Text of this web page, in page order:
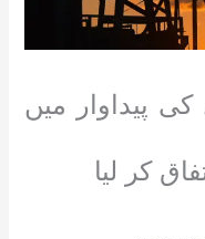
پیداوار میں
کر لیا